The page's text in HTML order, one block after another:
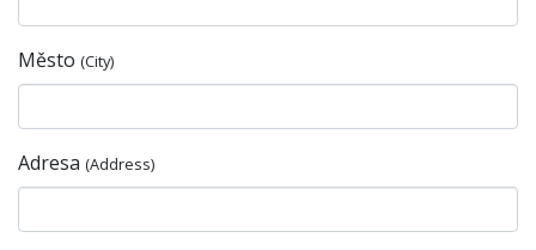
Město (City)
Adresa (Address)